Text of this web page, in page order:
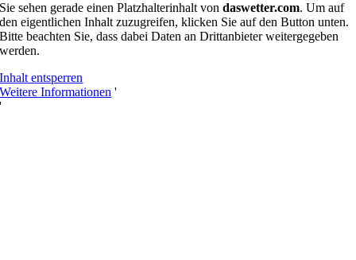
Sie sehen gerade einen Platzhalterinhalt vondaswetter.com. Um auf
den eigentlichen Inhalt zuzugreifen, klicken Sie auf den Button unten.
Bitte beachten Sie, dass dabei Daten an Drittanbieter weitergegeben
werden.
Inhalt entsperren
Weitere Informationen '
'